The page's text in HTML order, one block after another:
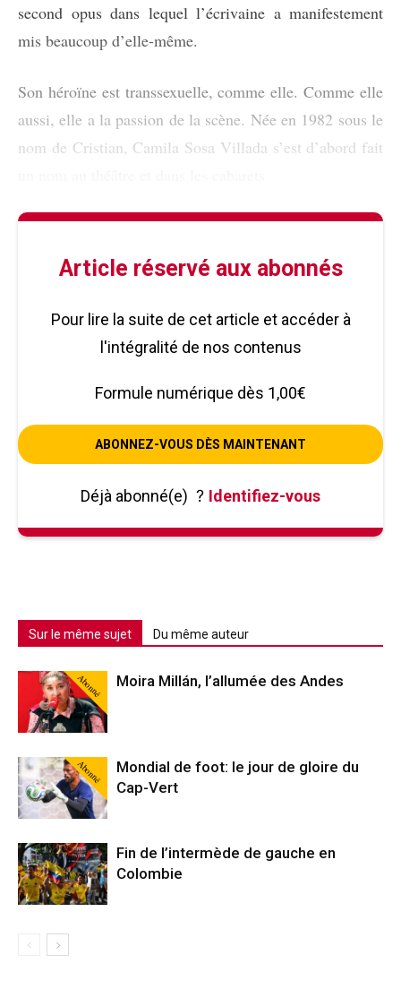
second opus dans lequel l’écrivaine a manifestement
mis beaucoup d’elle-même.
Son héroïne est transsexuelle, comme elle. Comme elle
aussi, elle a la passion de la scène. Née en 1982 sous le
nom de Cristian, Camila Sosa Villada s’est d’abord fait
Article réservé aux abonnés
Pour lire la suite de cet article et accéder à
l'intégralité de nos contenus
Formule numérique dès 1,00€
ABONNEZ-VOUS DÈS MAINTENANT
Déjà abonné(e) ? Identifiez-vous
Sur le même sujet Du même auteur
Abonné Moira Millán, l’allumée des Andes
Abonné
Mondial de foot: le jour de gloire du
Cap-Vert
Fin de l’intermède de gauche en
Colombie